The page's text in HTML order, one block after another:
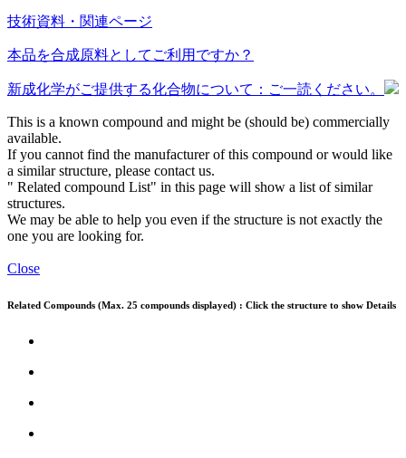
技術資料・関連ページ
本品を合成原料としてご利用ですか？
新成化学がご提供する化合物について：ご一読ください。
This is a known compound and might be (should be) commercially
available.
If you cannot find the manufacturer of this compound or would like
a similar structure, please contact us.
" Related compound List" in this page will show a list of similar
structures.
We may be able to help you even if the structure is not exactly the
one you are looking for.
Close
Related Compounds (Max. 25 compounds displayed) : Click the structure to show Details